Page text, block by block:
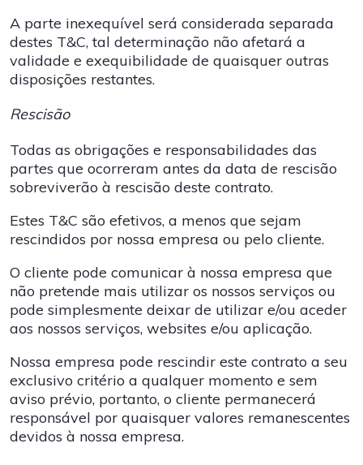
A parte inexequível será considerada separada
destes T&C, tal determinação não afetará a
validade e exequibilidade de quaisquer outras
disposições restantes.
Rescisão
Todas as obrigações e responsabilidades das
partes que ocorreram antes da data de rescisão
sobreviverão à rescisão deste contrato.
Estes T&C são efetivos, a menos que sejam
rescindidos por nossa empresa ou pelo cliente.
O cliente pode comunicar à nossa empresa que
não pretende mais utilizar os nossos serviços ou
pode simplesmente deixar de utilizar e/ou aceder
aos nossos serviços, websites e/ou aplicação.
Nossa empresa pode rescindir este contrato a seu
exclusivo critério a qualquer momento e sem
aviso prévio, portanto, o cliente permanecerá
responsável por quaisquer valores remanescentes
devidos à nossa empresa.